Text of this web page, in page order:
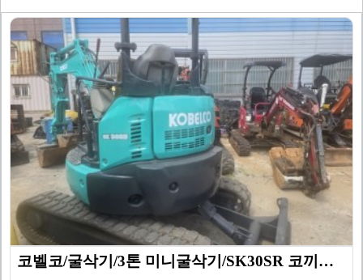
코벨코/굴삭기/3톤 미니굴삭기/SK30SR 코끼리/20…